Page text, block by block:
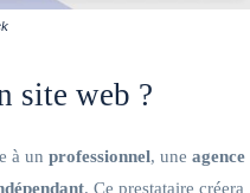
site web ?
à un professionnel, une agence
. Ce prestataire créera